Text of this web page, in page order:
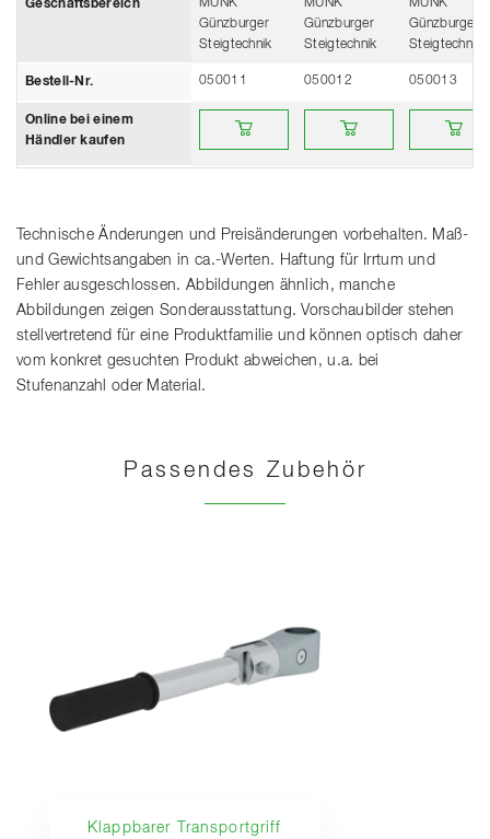
Geschäftsbereich
MUNK
Günzburger
Steigtechnik
MUNK
Günzburger
Steigtechnik
MUNK
Günzburger
Steigtechnik
Bestell-Nr. 050011 050012 050013
Online bei einem
Händler kaufen
Online bei einem Händler kaufen
Online bei einem Händler
Online bei
Technische Änderungen und Preisänderungen vorbehalten. Maß-
und Gewichtsangaben in ca.-Werten. Haftung für Irrtum und
Fehler ausgeschlossen. Abbildungen ähnlich, manche
Abbildungen zeigen Sonderausstattung. Vorschaubilder stehen
stellvertretend für eine Produktfamilie und können optisch daher
vom konkret gesuchten Produkt abweichen, u.a. bei
Stufenanzahl oder Material.
Passendes Zubehör
Klappbarer Transportgriff